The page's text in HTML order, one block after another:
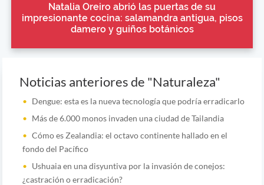
Natalia Oreiro abrió las puertas de su
impresionante cocina: salamandra antigua, pisos
damero y guiños botánicos
Noticias anteriores de "Naturaleza"
Dengue: esta es la nueva tecnología que podría erradicarlo
Más de 6.000 monos invaden una ciudad de Tailandia
Cómo es Zealandia: el octavo continente hallado en el
fondo del Pacífico
Ushuaia en una disyuntiva por la invasión de conejos:
¿castración o erradicación?